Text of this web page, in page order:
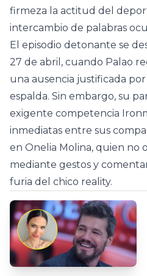
firmeza la actitud del
intercambio de palabras
El episodio detonante se
27 de abril, cuando Palao
una ausencia justificada
espalda. Sin embargo, su
exigente competencia
inmediatas entre sus
en Onelia Molina, quien no
mediante gestos y
furia del chico reality.